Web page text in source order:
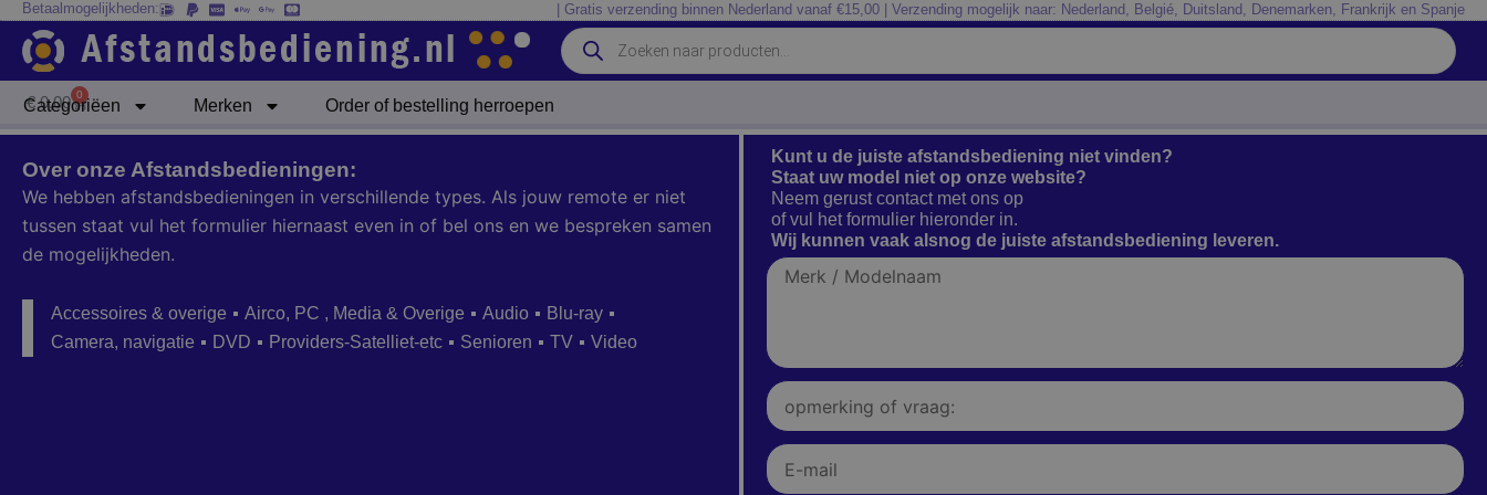
naar
inhoud
Betaalmogelijkheden: | Gratis verzending binnen Nederland vanaf €15,00 | Verzending mogelijk naar: Nederland, Belgié, Duitsland, Denemarken, Frankrijk en Spanje
Producten
zoeken
Categoriëen Merken Order of bestelling herroepen
€0,00 0
Winkelwagen
Over onze Afstandsbedieningen:
We hebben afstandsbedieningen in verschillende types. Als jouw remote er niet
tussen staat vul het formulier hiernaast even in of bel ons en we bespreken samen
de mogelijkheden.
Accessoires & overige Airco, PC , Media & Overige Audio
Blu-ray
Camera, navigatie
DVD Providers-Satelliet-etc Senioren TV Video
Kunt u de juiste afstandsbediening niet vinden?
Staat uw model niet op onze website?
Neem gerust contact met ons op
of vul het formulier hieronder in.
Wij kunnen vaak alsnog de juiste afstandsbediening leveren.
Merk
Opmerking
of
vraag:
E-
mail